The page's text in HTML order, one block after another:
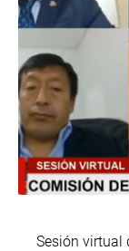
Sesión virtual